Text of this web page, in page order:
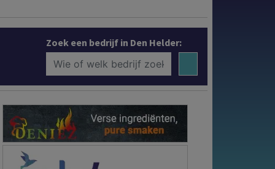
Zoek een bedrijf in Den Helder: